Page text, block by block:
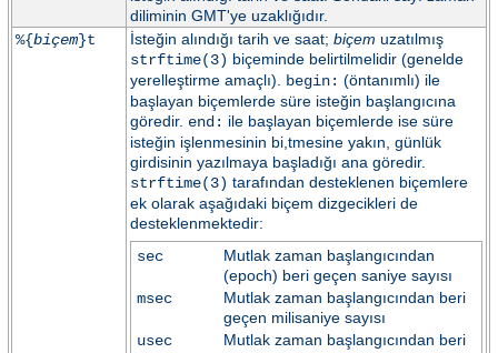
diliminin GMT'ye uzaklığıdır.
%{biçem}t İsteğin alındığı tarih ve saat; biçem uzatılmış
strftime(3) biçeminde belirtilmelidir (genelde
yerelleştirme amaçlı). begin: (öntanımlı) ile
başlayan biçemlerde süre isteğin başlangıcına
göredir. end: ile başlayan biçemlerde ise süre
isteğin işlenmesinin bi,tmesine yakın, günlük
girdisinin yazılmaya başladığı ana göredir.
strftime(3) tarafından desteklenen biçemlere
ek olarak aşağıdaki biçem dizgecikleri de
desteklenmektedir:
sec
Mutlak zaman başlangıcından
(epoch) beri geçen saniye sayısı
msec
Mutlak zaman başlangıcından beri
geçen milisaniye sayısı
usec
Mutlak zaman başlangıcından beri